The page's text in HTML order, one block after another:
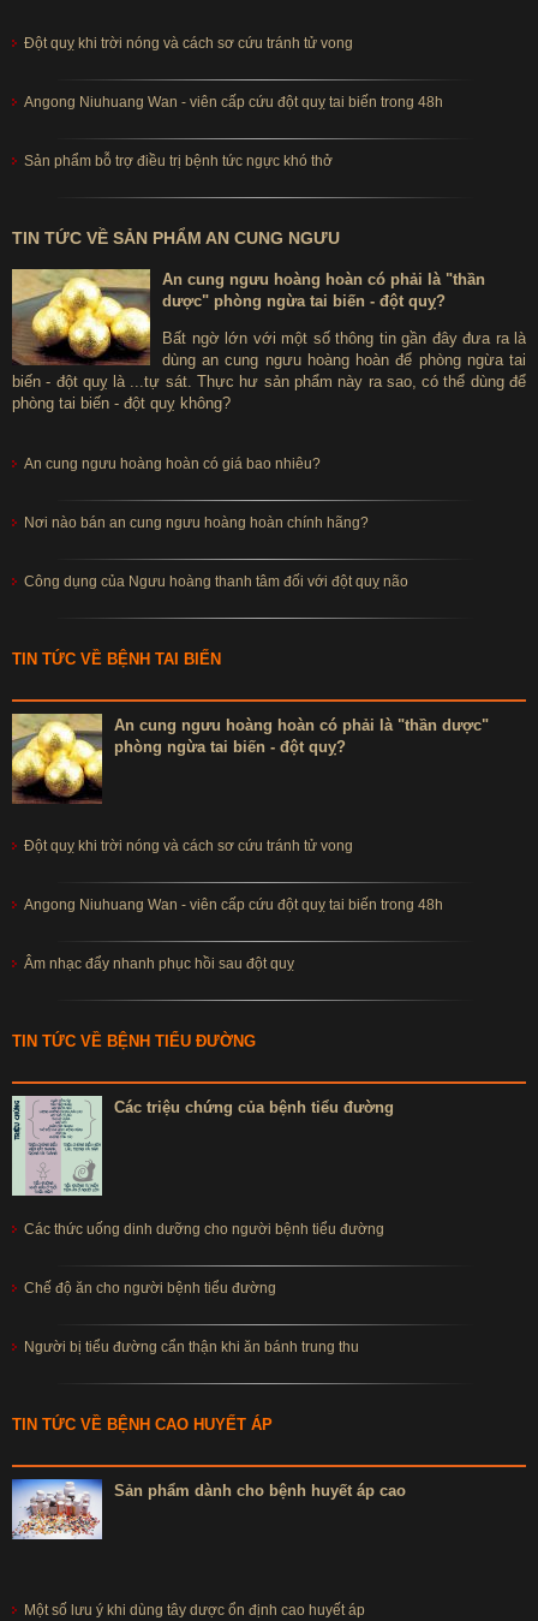
Đột quỵ khi trời nóng và cách sơ cứu tránh tử vong
Angong Niuhuang Wan - viên cấp cứu đột quỵ tai biến trong 48h
Sản phẩm bỗ trợ điều trị bệnh tức ngực khó thở
TIN TỨC VỀ SẢN PHẨM AN CUNG NGƯU
An cung ngưu hoàng hoàn có phải là "thần
dược" phòng ngừa tai biến - đột quỵ?
Bất ngờ lớn với một số thông tin gần đây đưa ra là
dùng an cung ngưu hoàng hoàn để phòng ngừa tai
biến - đột quỵ là ...tự sát. Thực hư sản phẩm này ra sao, có thể dùng để
phòng tai biến - đột quỵ không?
An cung ngưu hoàng hoàn có giá bao nhiêu?
Nơi nào bán an cung ngưu hoàng hoàn chính hãng?
Công dụng của Ngưu hoàng thanh tâm đối với đột quỵ não
TIN TỨC VỀ BỆNH TAI BIẾN
An cung ngưu hoàng hoàn có phải là "thần dược"
phòng ngừa tai biến - đột quỵ?
Đột quỵ khi trời nóng và cách sơ cứu tránh tử vong
Angong Niuhuang Wan - viên cấp cứu đột quỵ tai biến trong 48h
Âm nhạc đẩy nhanh phục hồi sau đột quỵ
TIN TỨC VỀ BỆNH TIỂU ĐƯỜNG
Các triệu chứng của bệnh tiểu đường
Các thức uống dinh dưỡng cho người bệnh tiểu đường
Chế độ ăn cho người bệnh tiểu đường
Người bị tiểu đường cẩn thận khi ăn bánh trung thu
TIN TỨC VỀ BỆNH CAO HUYẾT ÁP
Sản phẩm dành cho bệnh huyết áp cao
Một số lưu ý khi dùng tây dược ổn định cao huyết áp